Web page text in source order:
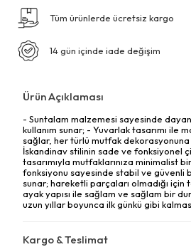
Tüm ürünlerde ücretsiz kargo
14 gün içinde iade değişim
Ürün Açıklaması
- Suntalam malzemesi sayesinde
kullanım sunar; - Yuvarlak tasarımı ile
sağlar, her türlü mutfak
İskandinav stilinin sade ve fonksiyonel
tasarımıyla mutfaklarınıza minimalist
fonksiyonu sayesinde stabil ve güvenli
sunar; hareketli parçaları olmadığı
ayak yapısı ile sağlam ve sağlam bir
uzun yıllar boyunca ilk günkü gibi
Kargo & Teslimat